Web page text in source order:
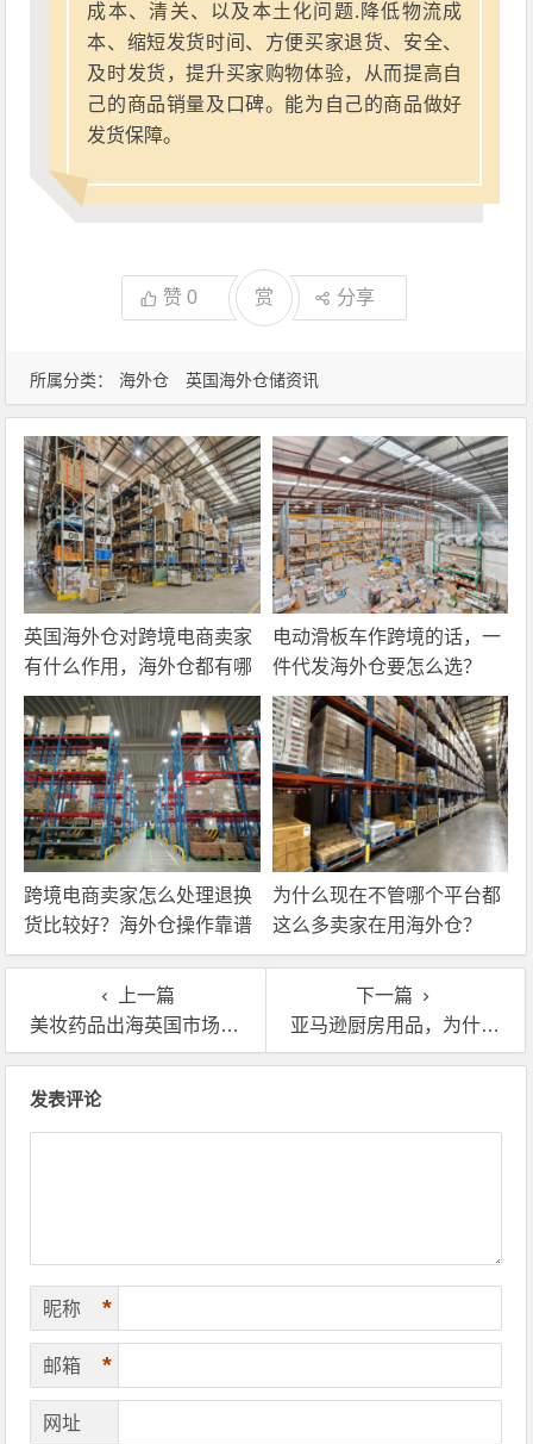
所属分类： 海外仓 英国海外仓储资讯
成本、清关、以及本土化问题.降低物流成
本、缩短发货时间、方便买家退货、安全、
及时发货，提升买家购物体验，从而提高自
己的商品销量及口碑。能为自己的商品做好
发货保障。
赞0 赏 分享
英国海外仓对跨境电商卖家
有什么作用，海外仓都有哪
些核心服务？
电动滑板车作跨境的话，一
件代发海外仓要怎么选？
跨境电商卖家怎么处理退换
货比较好？海外仓操作靠谱
吗？
为什么现在不管哪个平台都
这么多卖家在用海外仓？
上一篇
美妆药品出海英国市场，为什么越来越多人用转运仓？
下一篇
亚马逊厨房用品，为什么离不开英国海外仓？
发表评论
昵称 *
邮箱 *
网址